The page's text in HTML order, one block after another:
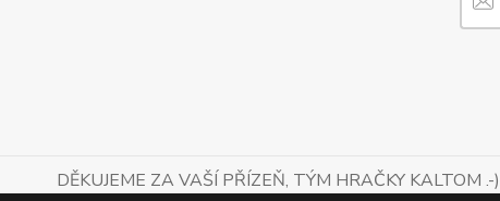
DĚKUJEME ZA VAŠÍ PŘÍZEŇ, TÝM HRAČKY KALTOM .-)